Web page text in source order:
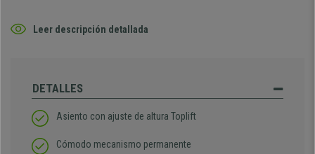
Leer descripción detallada
DETALLES
Asiento con ajuste de altura Toplift
Cómodo mecanismo permanente